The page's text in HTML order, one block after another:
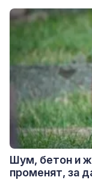
Шум, бетон и
променят, за